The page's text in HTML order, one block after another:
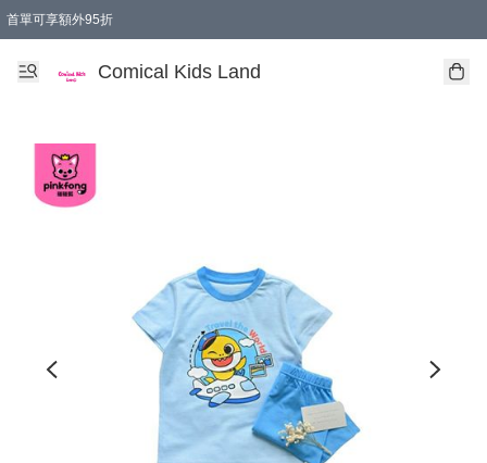
首單可享額外95折
Comical Kids Land